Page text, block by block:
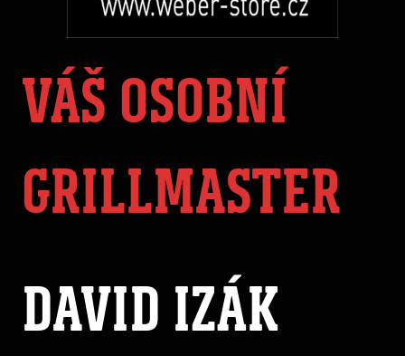
VÁŠ OSOBNÍ
GRILLMASTER
DAVID IZÁK